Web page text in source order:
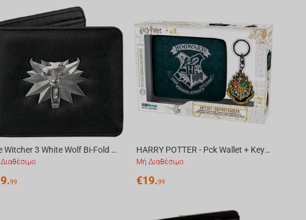
The Witcher 3 White Wolf Bi-Fold Wallet, Black
99
HARRY POTTER - Pck Wallet + Keyring "Poudlard"
Μή Διαθέσιμο
€19.99